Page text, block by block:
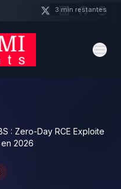
: Zero-Day RCE Exploite
2026
3 min restantes